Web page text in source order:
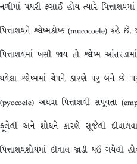
નળીમાં પથરી ફસાઈ હોય ત્યારે
પિત્તાશયને શ્લેષ્મકોષ્ઠ (mucocoele) કહે છે.
પિત્તાશયમાં ખસી જાય તો શ્લેષ્મ
થયેલા શ્લેષ્મમાં ચેપને કારણે પરુ બને છે.
(pyocoele) અથવા પિત્તાશયી સપૂયતા
ફૂલેલી અને શોથને કારણે સૂજેલી
પિત્તાશયશોથમાં દીવાલ જાડી થઈ ગયેલી